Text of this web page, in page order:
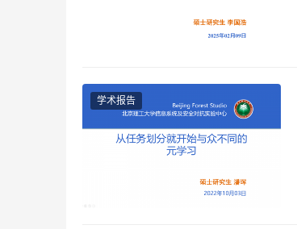
学术报告